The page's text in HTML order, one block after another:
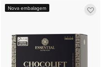
Nova embalagem